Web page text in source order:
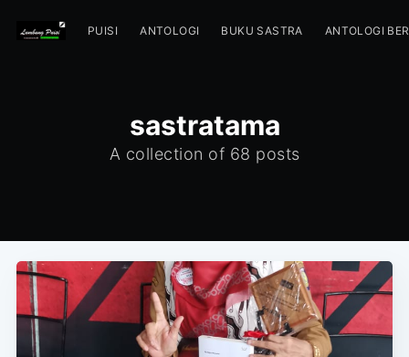
PUISI ANTOLOGI BUKU SASTRA ANTOLOGI
sastratama
A collection of 68 posts